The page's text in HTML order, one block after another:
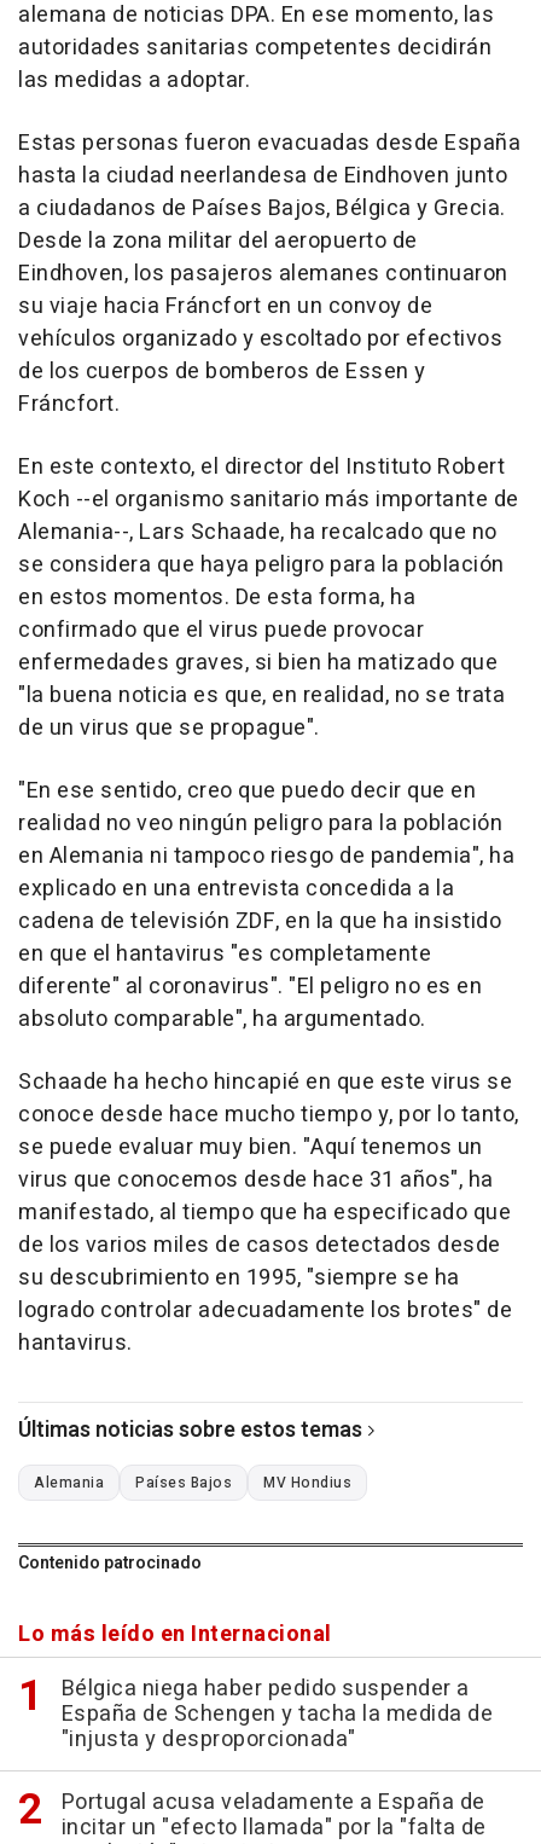
alemana de noticias DPA. En ese momento, las
autoridades sanitarias competentes decidirán
las medidas a adoptar.
Estas personas fueron evacuadas desde España
hasta la ciudad neerlandesa de Eindhoven junto
a ciudadanos de Países Bajos, Bélgica y Grecia.
Desde la zona militar del aeropuerto de
Eindhoven, los pasajeros alemanes continuaron
su viaje hacia Fráncfort en un convoy de
vehículos organizado y escoltado por efectivos
de los cuerpos de bomberos de Essen y
Fráncfort.
En este contexto, el director del Instituto Robert
Koch --el organismo sanitario más importante de
Alemania--, Lars Schaade, ha recalcado que no
se considera que haya peligro para la población
en estos momentos. De esta forma, ha
confirmado que el virus puede provocar
enfermedades graves, si bien ha matizado que
"la buena noticia es que, en realidad, no se trata
de un virus que se propague".
"En ese sentido, creo que puedo decir que en
realidad no veo ningún peligro para la población
en Alemania ni tampoco riesgo de pandemia", ha
explicado en una entrevista concedida a la
cadena de televisión ZDF, en la que ha insistido
en que el hantavirus "es completamente
diferente" al coronavirus". "El peligro no es en
absoluto comparable", ha argumentado.
Schaade ha hecho hincapié en que este virus se
conoce desde hace mucho tiempo y, por lo tanto,
se puede evaluar muy bien. "Aquí tenemos un
virus que conocemos desde hace 31 años", ha
manifestado, al tiempo que ha especificado que
de los varios miles de casos detectados desde
su descubrimiento en 1995, "siempre se ha
logrado controlar adecuadamente los brotes" de
hantavirus.
Últimas noticias sobre estos temas
Alemania Países Bajos MV Hondius
Contenido patrocinado
Lo más leído en Internacional
Bélgica niega haber pedido suspender a
España de Schengen y tacha la medida de
"injusta y desproporcionada"
Portugal acusa veladamente a España de
incitar un "efecto llamada" por la "falta de